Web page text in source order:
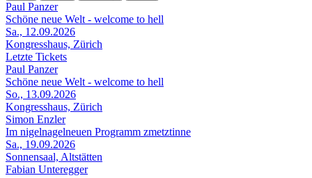
Paul Panzer
Schöne neue Welt - welcome to hell
Sa., 12.09.2026
Kongresshaus, Zürich
Letzte Tickets
Paul Panzer
Schöne neue Welt - welcome to hell
So., 13.09.2026
Kongresshaus, Zürich
Simon Enzler
Im nigelnagelneuen Programm zmetztinne
Sa., 19.09.2026
Sonnensaal, Altstätten
Fabian Unteregger